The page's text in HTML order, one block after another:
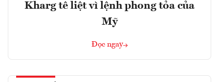
Kharg tê liệt vì lệnh phong tỏa của
Mỹ
Đọc ngay